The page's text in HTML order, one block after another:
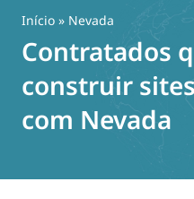
Início » Nevada
Contratados
construir
com Nevada